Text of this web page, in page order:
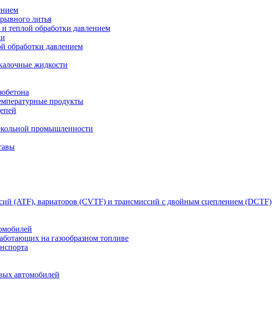
литья
теплой обработки давлением
обработки давлением
жидкости
продукты
промышленности
(ATF), вариаторов (CVTF) и трансмиссий с двойным сцеплением (DCTF)
на газообразном топливе
автомобилей